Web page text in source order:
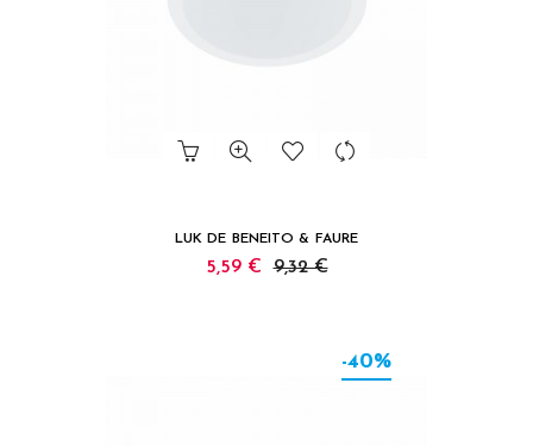
LUK DE BENEITO & FAURE
5,59 € 9,32 €
-40%